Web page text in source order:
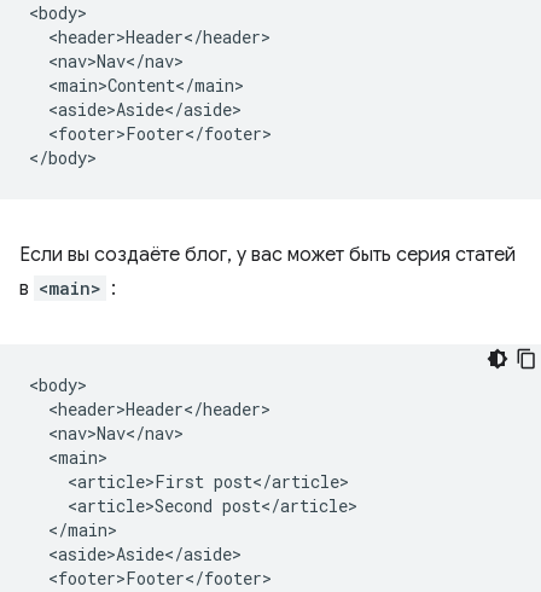
<body>
  <header>Header</header>
  <nav>Nav</nav>
  <main>Content</main>
  <aside>Aside</aside>
  <footer>Footer</footer>
Если вы создаёте блог, у вас может быть серия статей
в <main> :
<body>
  <header>Header</header>
  <nav>Nav</nav>
  <main>
    <article>First post</article>
    <article>Second post</article>
  </main>
  <aside>Aside</aside>
  <footer>Footer</footer>